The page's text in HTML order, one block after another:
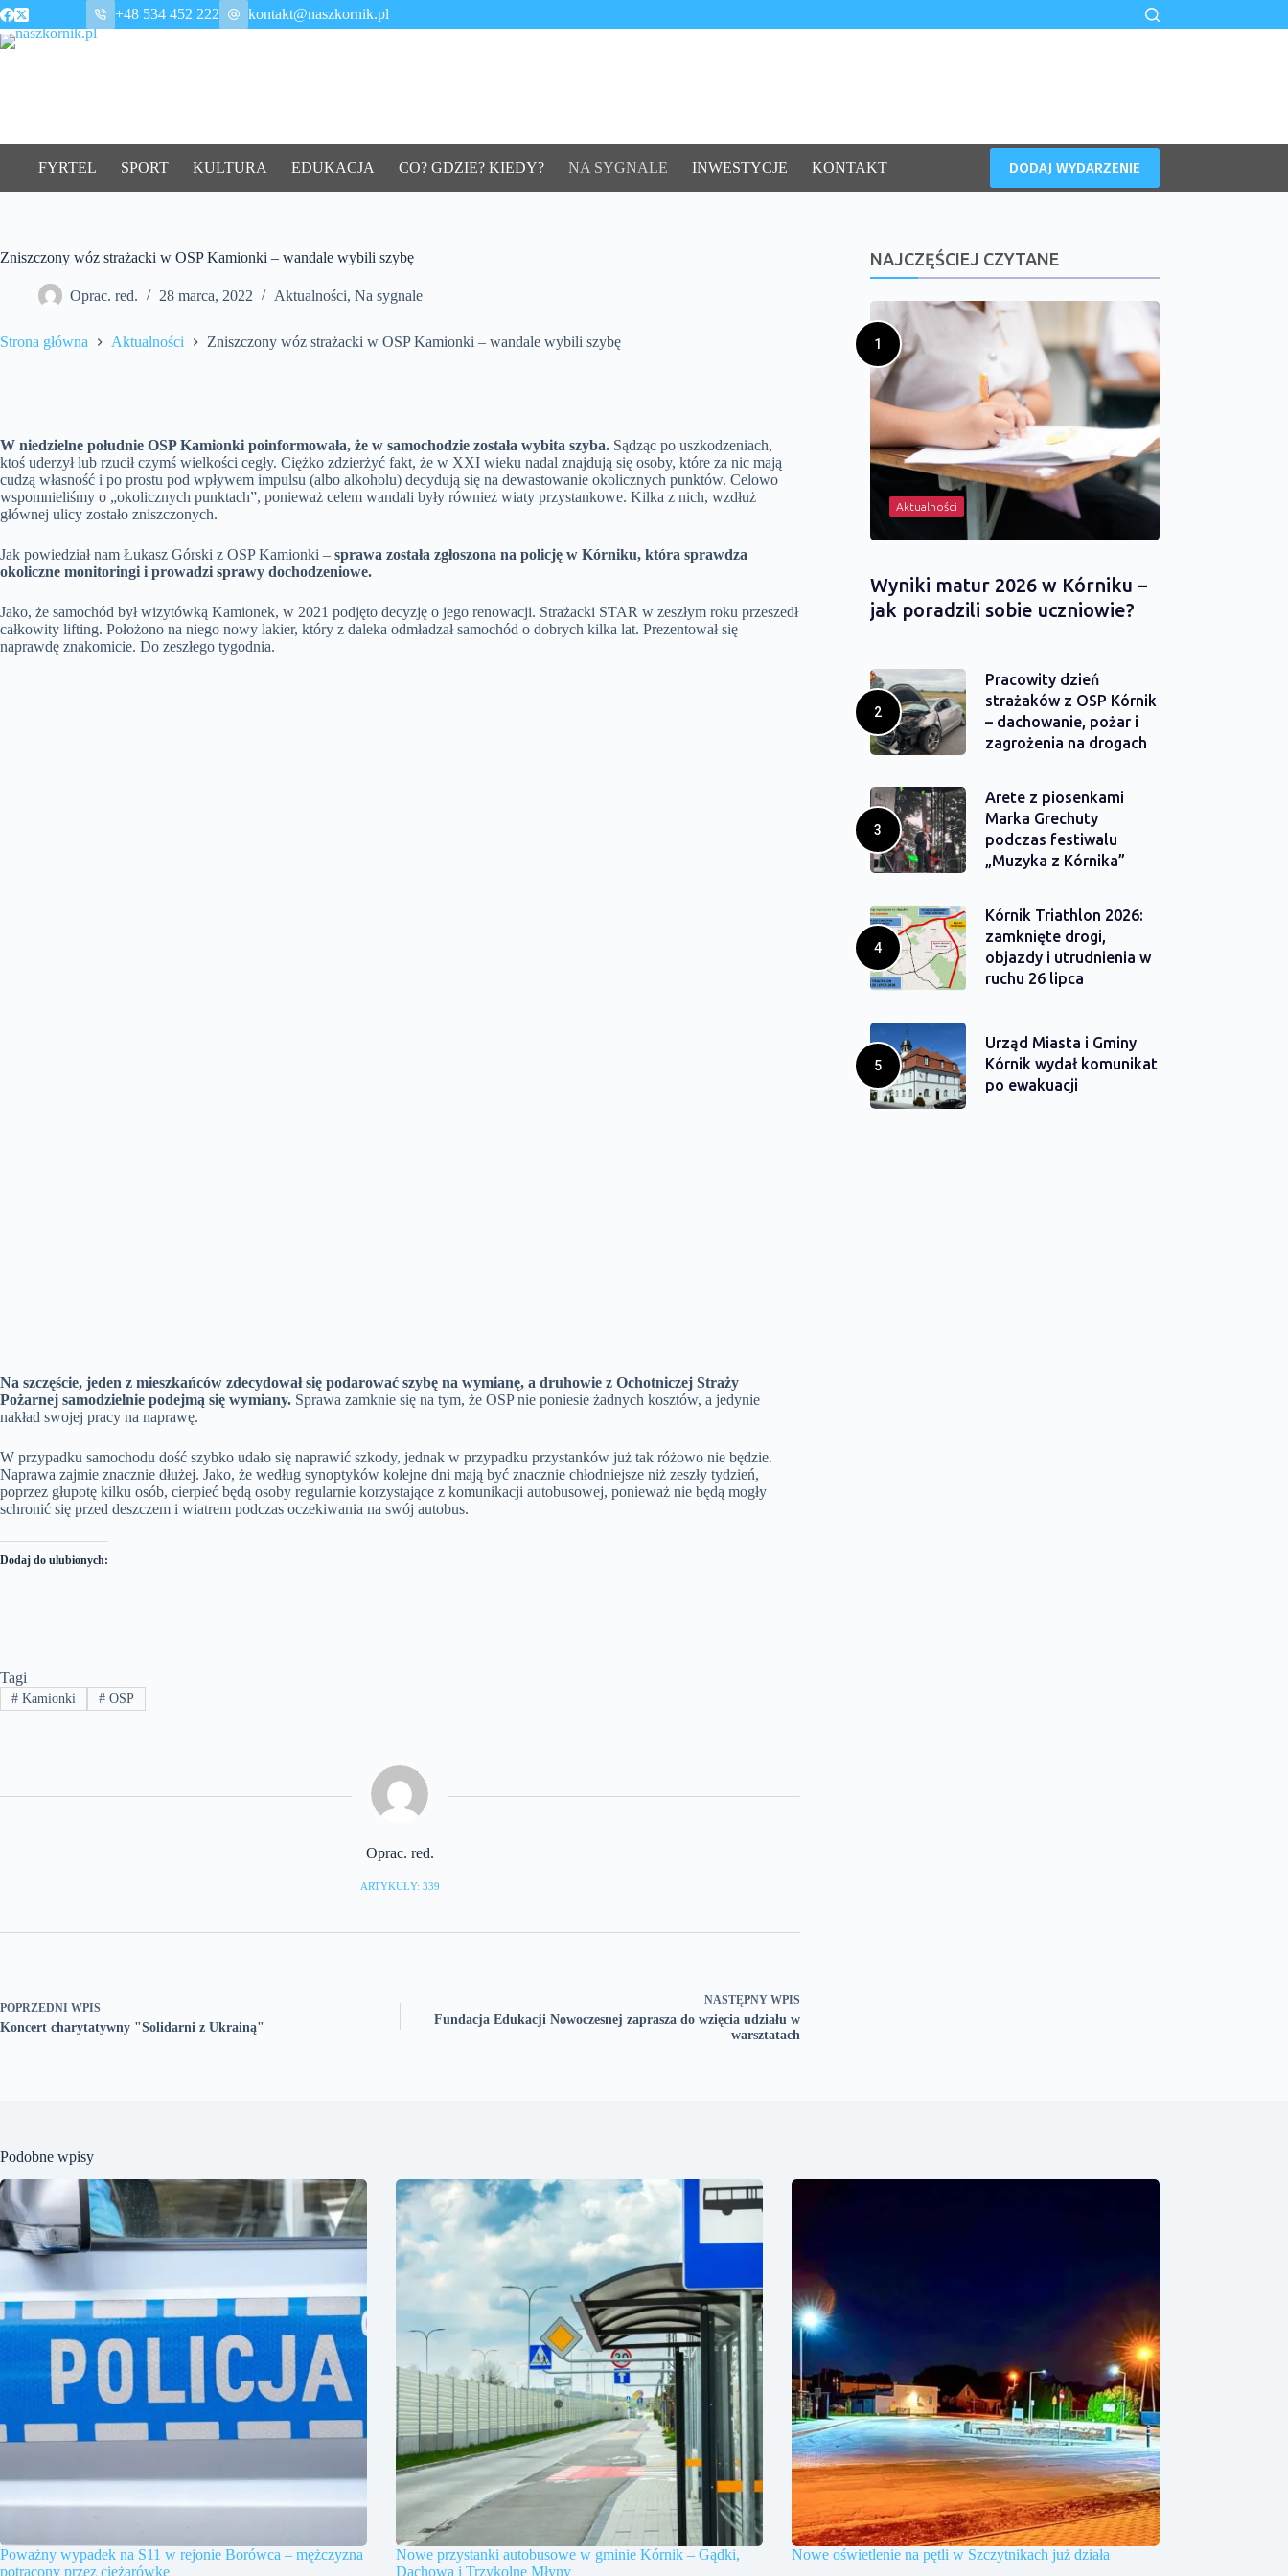
Przejdź
do
treści
+48 534 452 222 kontakt@naszkornik.pl
FYRTEL SPORT KULTURA EDUKACJA CO? GDZIE? KIEDY? NA SYGNALE INWESTYCJE KONTAKT DODAJ WYDARZENIE
Zniszczony wóz strażacki w OSP Kamionki – wandale wybili szybę
Oprac. red. 28 marca, 2022 Aktualności, Na sygnale
Strona główna Aktualności Zniszczony wóz strażacki w OSP Kamionki – wandale wybili szybę
W niedzielne południe OSP Kamionki poinformowała, że w samochodzie została wybita szyba. Sądząc po uszkodzeniach,
ktoś uderzył lub rzucił czymś wielkości cegły. Ciężko zdzierżyć fakt, że w XXI wieku nadal znajdują się osoby, które za nic mają
cudzą własność i po prostu pod wpływem impulsu (albo alkoholu) decydują się na dewastowanie okolicznych punktów. Celowo
wspomnieliśmy o „okolicznych punktach”, ponieważ celem wandali były również wiaty przystankowe. Kilka z nich, wzdłuż
głównej ulicy zostało zniszczonych.
Jak powiedział nam Łukasz Górski z OSP Kamionki – sprawa została zgłoszona na policję w Kórniku, która sprawdza
okoliczne monitoringi i prowadzi sprawy dochodzeniowe.
Jako, że samochód był wizytówką Kamionek, w 2021 podjęto decyzję o jego renowacji. Strażacki STAR w zeszłym roku przeszedł
całkowity lifting. Położono na niego nowy lakier, który z daleka odmładzał samochód o dobrych kilka lat. Prezentował się
naprawdę znakomicie. Do zeszłego tygodnia.
Na szczęście, jeden z mieszkańców zdecydował się podarować szybę na wymianę, a druhowie z Ochotniczej Straży
Pożarnej samodzielnie podejmą się wymiany. Sprawa zamknie się na tym, że OSP nie poniesie żadnych kosztów, a jedynie
nakład swojej pracy na naprawę.
W przypadku samochodu dość szybko udało się naprawić szkody, jednak w przypadku przystanków już tak różowo nie będzie.
Naprawa zajmie znacznie dłużej. Jako, że według synoptyków kolejne dni mają być znacznie chłodniejsze niż zeszły tydzień,
poprzez głupotę kilku osób, cierpieć będą osoby regularnie korzystające z komunikacji autobusowej, ponieważ nie będą mogły
schronić się przed deszczem i wiatrem podczas oczekiwania na swój autobus.
Dodaj do ulubionych:
Tagi
#Kamionki #OSP
Oprac. red.
ARTYKUŁY: 339
POPRZEDNI WPIS
Koncert charytatywny "Solidarni z Ukrainą"
NASTĘPNY WPIS
Fundacja Edukacji Nowoczesnej zaprasza do wzięcia udziału w
warsztatach
NAJCZĘŚCIEJ CZYTANE
Aktualności
Wyniki matur 2026 w Kórniku –
jak poradzili sobie uczniowie?
Pracowity dzień
strażaków z OSP Kórnik
– dachowanie, pożar i
zagrożenia na drogach
Arete z piosenkami
Marka Grechuty
podczas festiwalu
„Muzyka z Kórnika”
Kórnik Triathlon 2026:
zamknięte drogi,
objazdy i utrudnienia w
ruchu 26 lipca
Urząd Miasta i Gminy
Kórnik wydał komunikat
po ewakuacji
Podobne wpisy
Poważny wypadek na S11 w rejonie Borówca – mężczyzna
potrącony przez ciężarówkę
Nowe przystanki autobusowe w gminie Kórnik – Gądki,
Dachowa i Trzykolne Młyny
Nowe oświetlenie na pętli w Szczytnikach już działa